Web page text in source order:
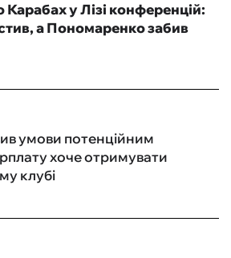
у Лізі конференцій:
а Пономаренко забив
умови потенційним
хоче отримувати
клубі